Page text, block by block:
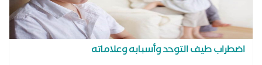
اضطراب طيف التوحد وأسبابه وعلاماته